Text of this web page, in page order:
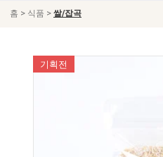
홈 > 식품 > 쌀/잡곡
기획전